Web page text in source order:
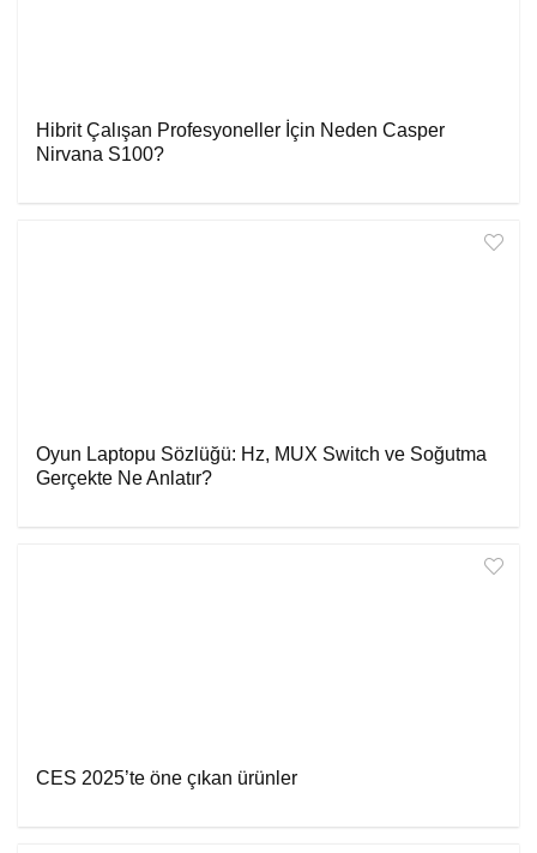
Hibrit Çalışan Profesyoneller İçin Neden Casper
Nirvana S100?
Oyun Laptopu Sözlüğü: Hz, MUX Switch ve Soğutma
Gerçekte Ne Anlatır?
CES 2025’te öne çıkan ürünler